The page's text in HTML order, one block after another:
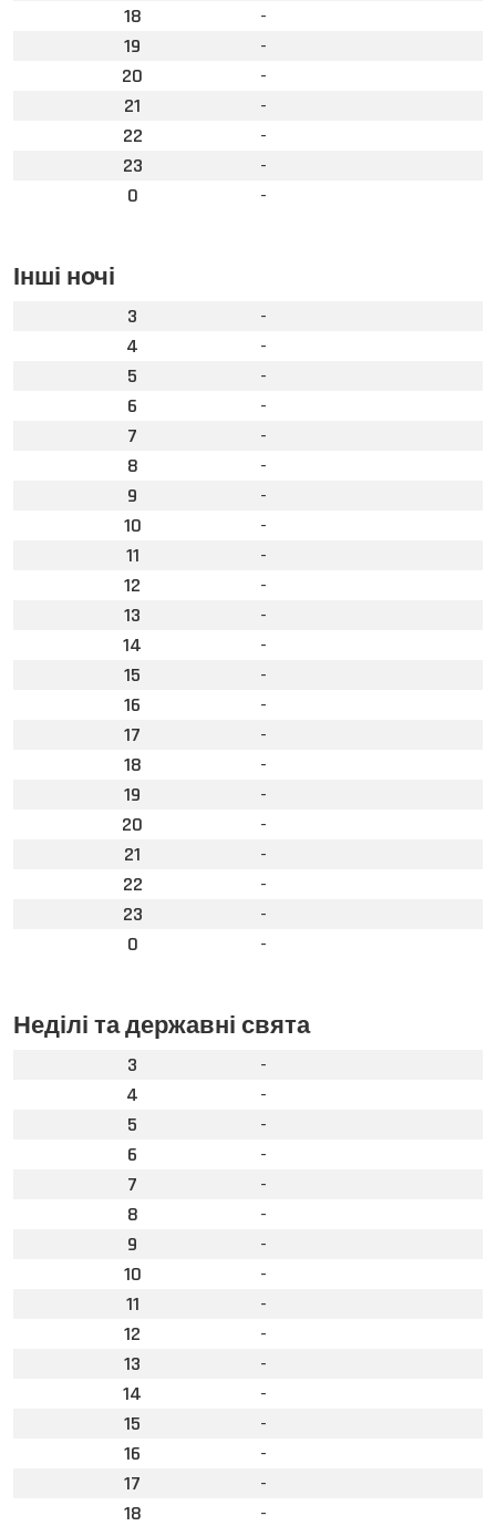
18
-
19
-
20
-
21
-
22
-
23
-
0
-
Інші ночі
3
-
4
-
5
-
6
-
7
-
8
-
9
-
10
-
11
-
12
-
13
-
14
-
15
-
16
-
17
-
18
-
19
-
20
-
21
-
22
-
23
-
0
-
Неділі та державні свята
3
-
4
-
5
-
6
-
7
-
8
-
9
-
10
-
11
-
12
-
13
-
14
-
15
-
16
-
17
-
18
-